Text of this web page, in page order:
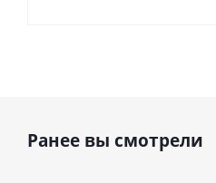
Ранее вы смотрели